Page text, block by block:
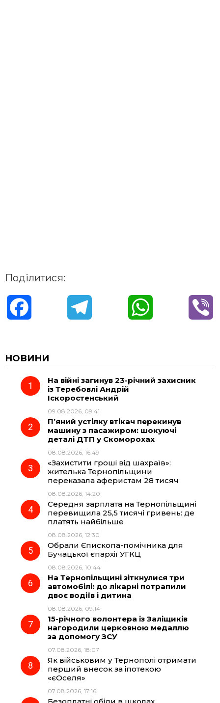
Поділитися:
c
e
o
k
e
r
a
m
t
A
p
НОВИНИ
На війні загинув 23-річний захисник
із Теребовлі Андрій
Іскоростенський
09.08.2026, 09:41
П’яний устілку втікач перекинув
машину з пасажиром: шокуючі
деталі ДТП у Скоморохах
08.08.2026, 16:49
«Захистити гроші від шахраїв»:
жителька Тернопільщини
переказала аферистам 28 тисяч
08.08.2026, 14:20
Середня зарплата на Тернопільщині
перевищила 25,5 тисячі гривень: де
платять найбільше
08.08.2026, 12:30
Обрали Єпископа-помічника для
Бучацької єпархії УГКЦ
08.08.2026, 10:44
На Тернопільщині зіткнулися три
автомобілі: до лікарні потрапили
двоє водіїв і дитина
08.08.2026, 09:14
15-річного волонтера із Заліщиків
нагородили церковною медаллю
за допомогу ЗСУ
07.08.2026, 18:07
Як військовим у Тернополі отримати
перший внесок за іпотекою
«єОселя»
07.08.2026, 17:16